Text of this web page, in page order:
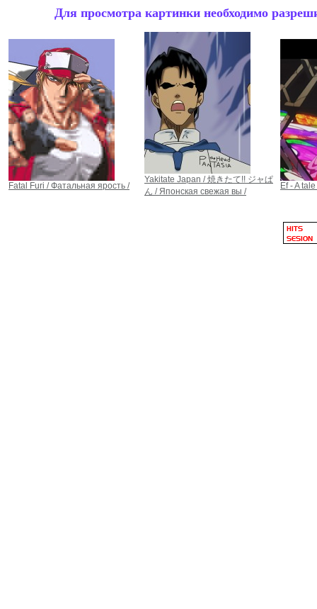
Для просмотра картинки необходимо
Fatal Furi / Фатальная ярость /
Yakitate Japan / 焼きたて!! ジャぱ
ん / Японская свежая вы /
Ef - A